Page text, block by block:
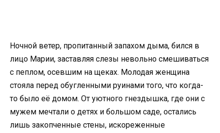
Ночной ветер, пропитанный запахом дыма, бился в
лицо Марии, заставляя слезы невольно смешиваться
с пеплом, осевшим на щеках. Молодая женщина
стояла перед обугленными руинами того, что когда-
то было её домом. От уютного гнездышка, где они с
мужем мечтали о детях и большом саде, остались
лишь закопченные стены, искореженные